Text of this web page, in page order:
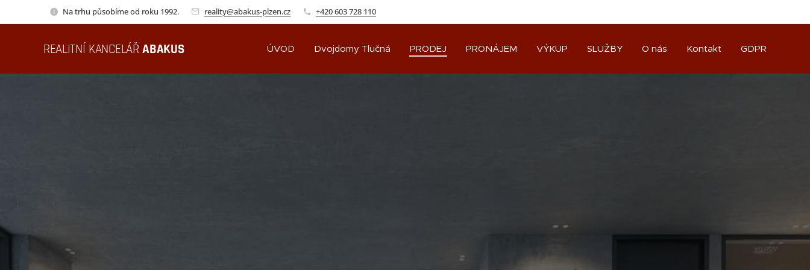
Na trhu působíme od roku 1992. reality@abakus-plzen.cz +420 603 728 110
REALITNÍ KANCELÁŘABAKUS ÚVOD Dvojdomy Tlučná PRODEJ PRONÁJEM VÝKUP SLUŽBY O nás Kontakt GDPR